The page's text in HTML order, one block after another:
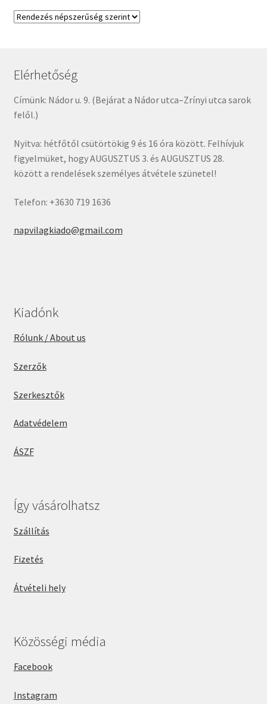
Elérhetőség
Címünk: Nádor u. 9. (Bejárat a Nádor utca–Zrínyi utca sarok
felől.)
Nyitva: hétfőtől csütörtökig 9 és 16 óra között. Felhívjuk
figyelmüket, hogy AUGUSZTUS 3. és AUGUSZTUS 28.
között a rendelések személyes átvétele szünetel!
Telefon: +3630 719 1636
napvilagkiado@gmail.com
Kiadónk
Rólunk / About us
Szerzők
Szerkesztők
Adatvédelem
ÁSZF
Így vásárolhatsz
Szállítás
Fizetés
Átvételi hely
Közösségi média
Facebook
Instagram